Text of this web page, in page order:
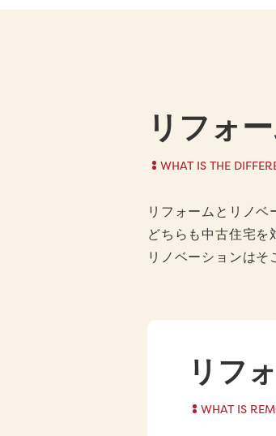
リフォ
WHAT IS THE
リフォームとリノベ
どちらも中古住宅を
リノベーションはそ
リフ
WHAT IS